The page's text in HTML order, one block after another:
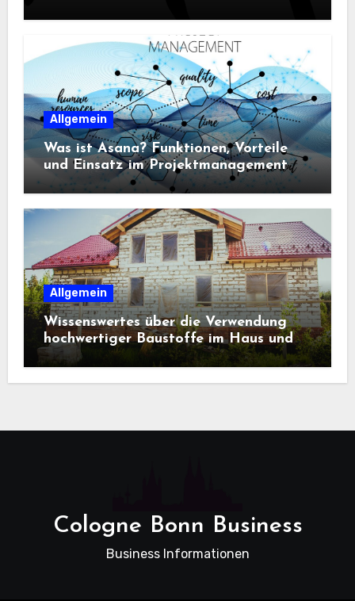
Allgemein
Was ist Asana? Funktionen, Vorteile
und Einsatz im Projektmanagement
Allgemein
Wissenswertes über die Verwendung
hochwertiger Baustoffe im Haus und
beim Hausbau
Cologne Bonn Business
Business Informationen